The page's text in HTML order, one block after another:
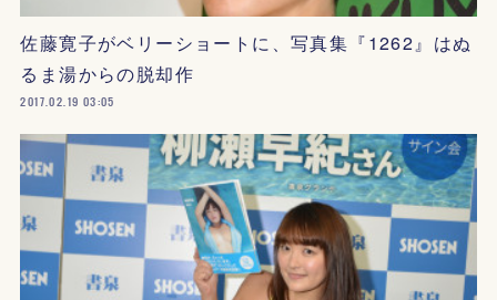
佐藤寛子がベリーショートに、写真集『1262』はぬ
るま湯からの脱却作
2017.02.19 03:05